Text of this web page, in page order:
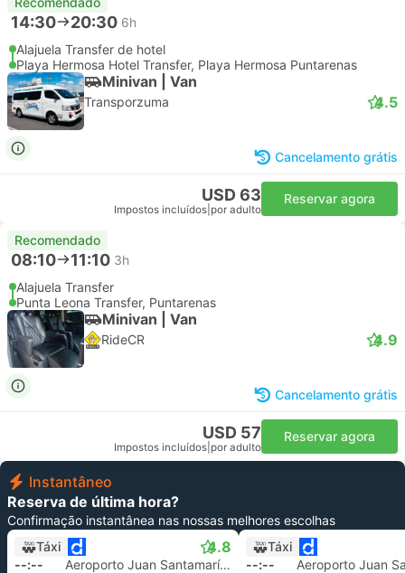
14:30 20:30 6h
Alajuela Transfer de hotel
Playa Hermosa Hotel Transfer, Playa Hermosa Puntarenas
Minivan | Van
Transporzuma 4.5
Cancelamento grátis
USD 63
Impostos incluídos por adulto
Reservar agora
Recomendado
08:10 11:10 3h
Alajuela Transfer
Punta Leona Transfer, Puntarenas
Minivan | Van
RideCR 4.9
Cancelamento grátis
USD 57
Impostos incluídos por adulto
Reservar agora
Instantâneo
Reserva de última hora?
Confirmação instantânea nas nossas melhores escolhas
Táxi
4.8
--:-- Aeroporto Juan Santamaría, Alajuela
Táxi
--:--